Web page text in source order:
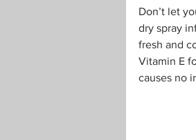
Don’t let
dry spray
fresh and
Vitamin E
causes no